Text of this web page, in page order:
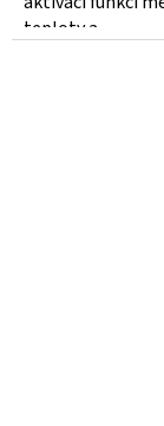
hvězdiček.
teploty a...